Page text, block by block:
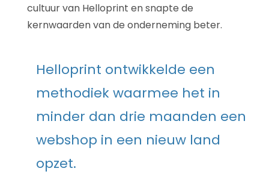
cultuur van Helloprint en snapte de
kernwaarden van de onderneming beter.
Helloprint ontwikkelde een
methodiek waarmee het in
minder dan drie maanden een
webshop in een nieuw land
opzet.